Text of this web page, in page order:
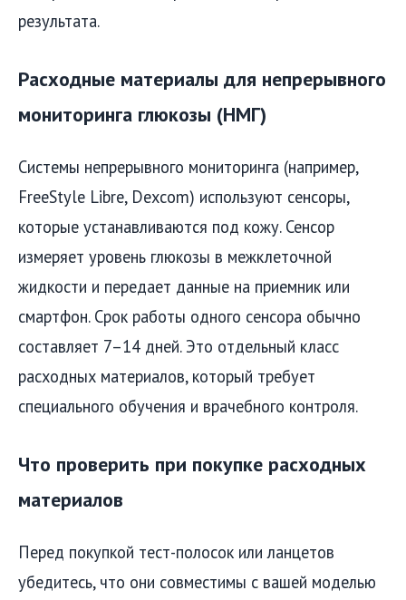
результата.
Расходные материалы для непрерывного
мониторинга глюкозы (НМГ)
Системы непрерывного мониторинга (например,
FreeStyle Libre, Dexcom) используют сенсоры,
которые устанавливаются под кожу. Сенсор
измеряет уровень глюкозы в межклеточной
жидкости и передает данные на приемник или
смартфон. Срок работы одного сенсора обычно
составляет 7–14 дней. Это отдельный класс
расходных материалов, который требует
специального обучения и врачебного контроля.
Что проверить при покупке расходных
материалов
Перед покупкой тест-полосок или ланцетов
убедитесь, что они совместимы с вашей моделью